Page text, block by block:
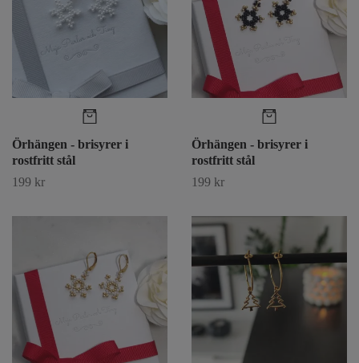
Örhängen - brisyrer i
rostfritt stål
199 kr
Örhängen - brisyrer i
rostfritt stål
199 kr